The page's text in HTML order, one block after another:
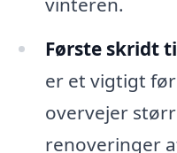
Første skridt
er et vigtigt
overvejer
renoveringer